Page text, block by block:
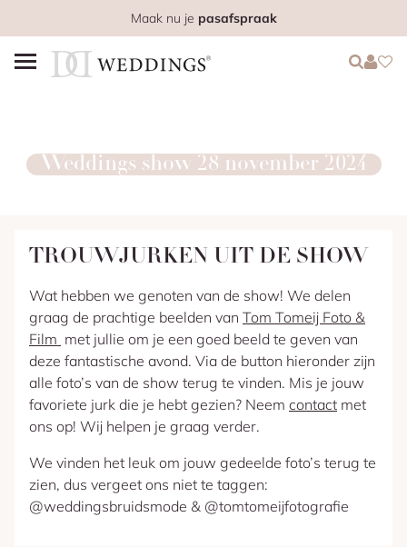
Maak nu je pasafspraak
Login
Login
Weddings show 28 november 2024
TROUWJURKEN UIT DE SHOW
Wat hebben we genoten van de show! We delen
graag de prachtige beelden van Tom Tomeij Foto &
Film met jullie om je een goed beeld te geven van
deze fantastische avond. Via de button hieronder zijn
alle foto’s van de show terug te vinden. Mis je jouw
favoriete jurk die je hebt gezien? Neem contact met
ons op! Wij helpen je graag verder.
We vinden het leuk om jouw gedeelde foto’s terug te
zien, dus vergeet ons niet te taggen:
@weddingsbruidsmode & @tomtomeijfotografie